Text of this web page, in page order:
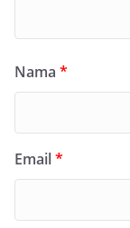
Nama *
Email*